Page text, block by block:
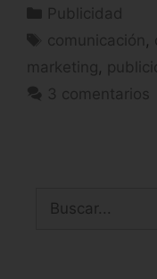
Publicidad
comunicación
marketing
3 comentarios